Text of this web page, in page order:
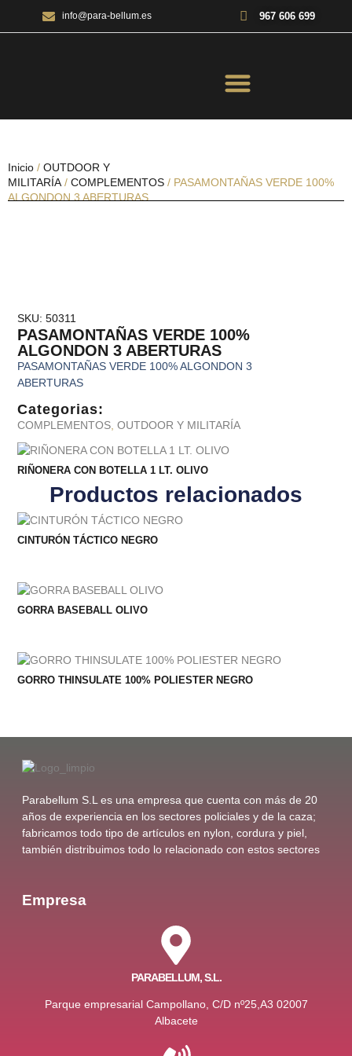
info@para-bellum.es 967 606 699
Inicio / OUTDOOR Y
MILITARÍA / COMPLEMENTOS / PASAMONTAÑAS VERDE 100%
ALGONDON 3 ABERTURAS
SKU: 50311
PASAMONTAÑAS VERDE 100%
ALGONDON 3 ABERTURAS
PASAMONTAÑAS VERDE 100% ALGONDON 3
ABERTURAS
Categorias:
COMPLEMENTOS,OUTDOOR Y MILITARÍA
Productos relacionados
RIÑONERA CON BOTELLA 1 LT. OLIVO
CINTURÓN TÁCTICO NEGRO
GORRA BASEBALL OLIVO
GORRO THINSULATE 100% POLIESTER NEGRO
Parabellum S.L es una empresa que cuenta con más de 20
años de experiencia en los sectores policiales y de la caza;
fabricamos todo tipo de artículos en nylon, cordura y piel,
también distribuimos todo lo relacionado con estos sectores
Empresa
PARABELLUM, S.L.
Parque empresarial Campollano, C/D nº25,A3 02007
Albacete